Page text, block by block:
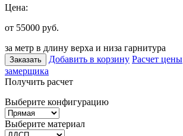
Цена:
от 55000 руб.
за метр в длину верха и низа гарнитура
Заказать Добавить в корзину Расчет цены
замерщика
Получить расчет
Выберите конфигурацию
Выберите материал